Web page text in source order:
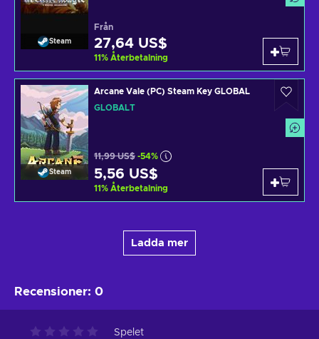
Steam
Från
27,64 US$
11% Återbetalning
Steam
Arcane Vale (PC) Steam Key GLOBAL
GLOBALT
11,99 US$ -54%
5,56 US$
11% Återbetalning
Ladda mer
Recensioner: 0
Spelet